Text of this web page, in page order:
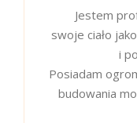
Jestem
swoje ciało
i
Posiadam
budowania